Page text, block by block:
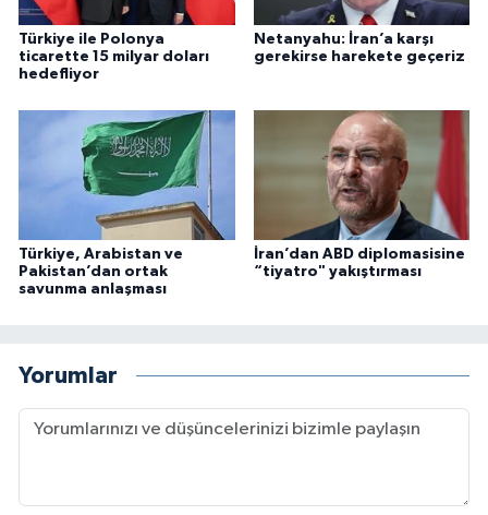
Türkiye ile Polonya
ticarette 15 milyar doları
hedefliyor
Netanyahu: İran’a karşı
gerekirse harekete geçeriz
Türkiye, Arabistan ve
Pakistan’dan ortak
savunma anlaşması
İran’dan ABD diplomasisine
“tiyatro" yakıştırması
Yorumlar